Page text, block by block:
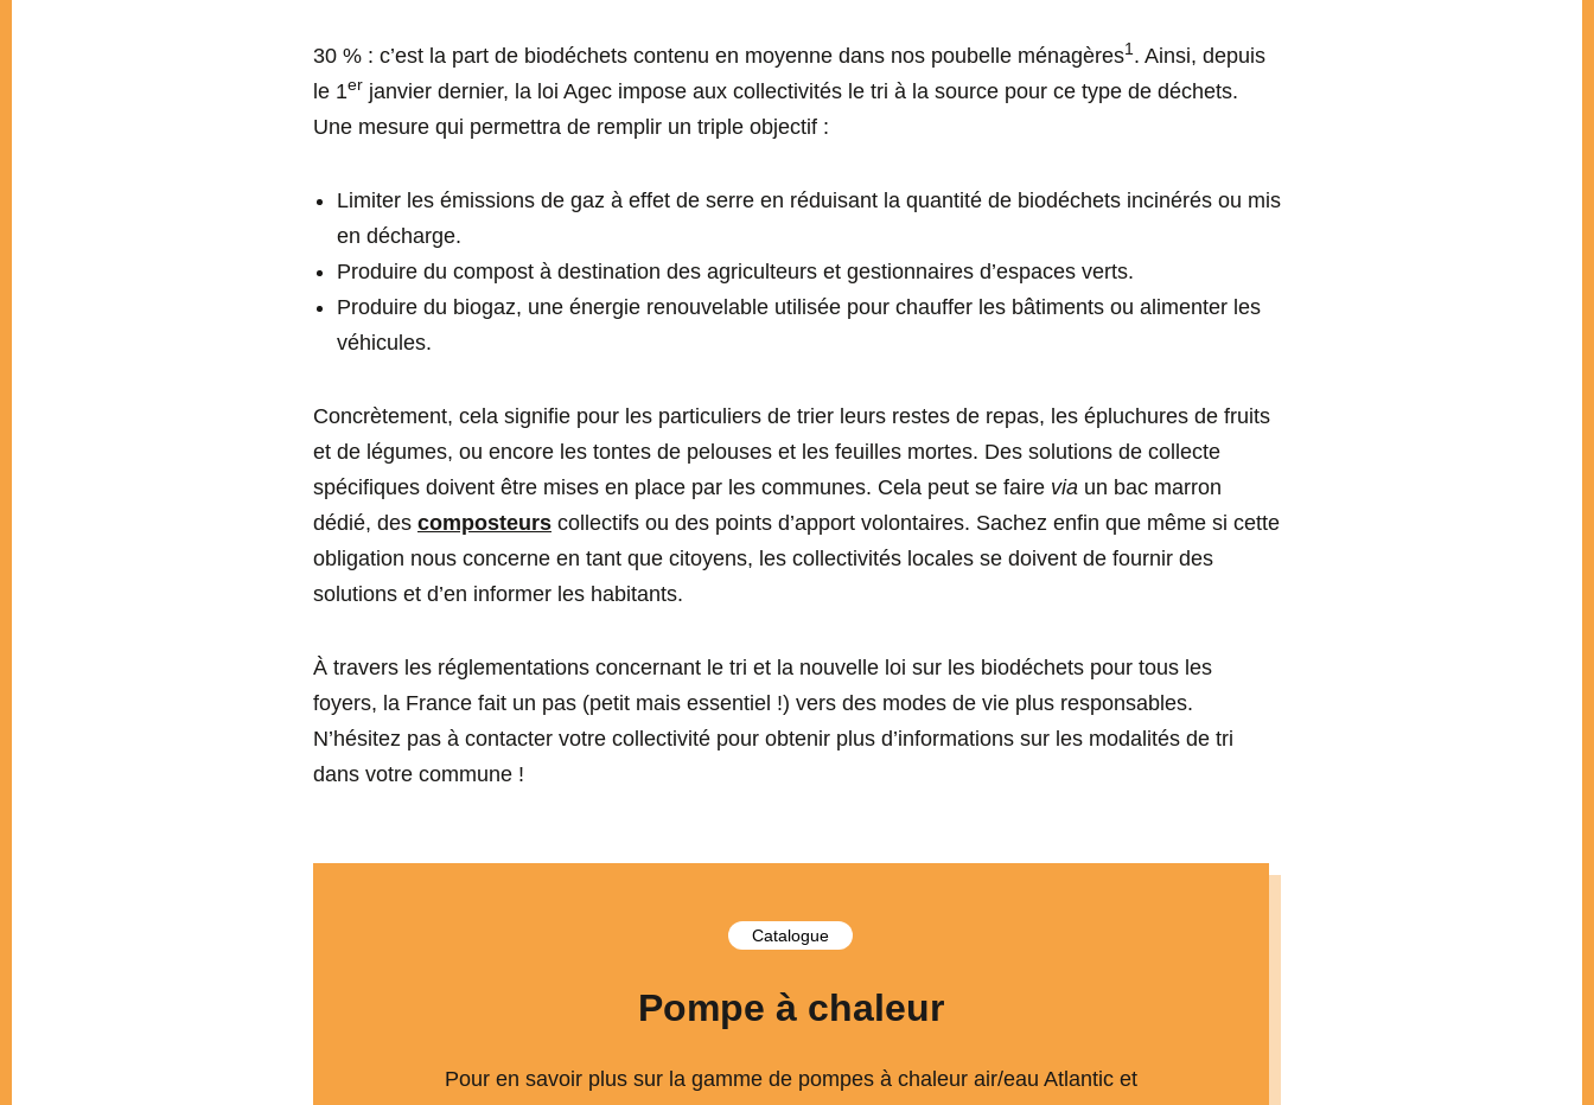
30 % : c’est la part de biodéchets contenu en moyenne dans nos poubelle ménagères1. Ainsi, depuis
le 1er janvier dernier, la loi Agec impose aux collectivités le tri à la source pour ce type de déchets.
Une mesure qui permettra de remplir un triple objectif :
Limiter les émissions de gaz à effet de serre en réduisant la quantité de biodéchets incinérés ou mis
en décharge.
Produire du compost à destination des agriculteurs et gestionnaires d’espaces verts.
Produire du biogaz, une énergie renouvelable utilisée pour chauffer les bâtiments ou alimenter les
véhicules.
Concrètement, cela signifie pour les particuliers de trier leurs restes de repas, les épluchures de fruits
et de légumes, ou encore les tontes de pelouses et les feuilles mortes. Des solutions de collecte
spécifiques doivent être mises en place par les communes. Cela peut se faire via un bac marron
dédié, des composteurs collectifs ou des points d’apport volontaires. Sachez enfin que même si cette
obligation nous concerne en tant que citoyens, les collectivités locales se doivent de fournir des
solutions et d’en informer les habitants.
À travers les réglementations concernant le tri et la nouvelle loi sur les biodéchets pour tous les
foyers, la France fait un pas (petit mais essentiel !) vers des modes de vie plus responsables.
N’hésitez pas à contacter votre collectivité pour obtenir plus d’informations sur les modalités de tri
dans votre commune !
Catalogue
Pompe à chaleur
Pour en savoir plus sur la gamme de pompes à chaleur air/eau Atlantic et